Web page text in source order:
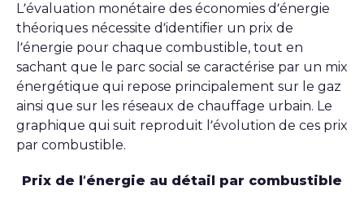
L’évaluation monétaire des économies d’énergie
théoriques nécessite d’identifier un prix de
l’énergie pour chaque combustible, tout en
sachant que le parc social se caractérise par un mix
énergétique qui repose principalement sur le gaz
ainsi que sur les réseaux de chauffage urbain. Le
graphique qui suit reproduit l’évolution de ces prix
par combustible.
Prix de l’énergie au détail par combustible